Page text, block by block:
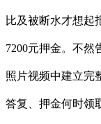
比及被断水才想起
7200元押金。不然
照片视频中建立
答复、押金何时领